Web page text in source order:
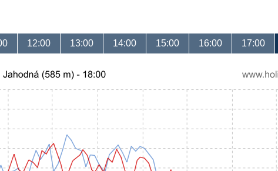
12:00 13:00 14:00 15:00 16:00 17:00